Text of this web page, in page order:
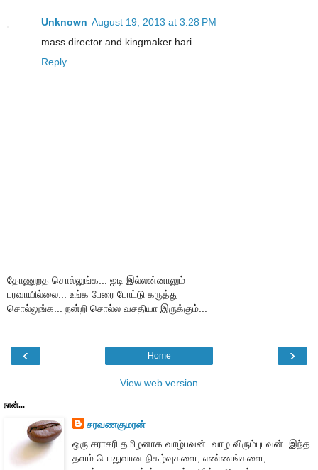
Unknown August 19, 2013 at 3:28 PM
mass director and kingmaker hari
Reply
தோணுறத சொல்லுங்க... ஐடி இல்லன்னாலும்
பரவாயில்லை... உங்க பேரை போட்டு கருத்து
சொல்லுங்க... நன்றி சொல்ல வசதியா இருக்கும்...
‹ ›
Home
View web version
நான்...
சரவணகுமரன்
ஒரு சராசரி தமிழனாக வாழ்பவன். வாழ விரும்புபவன். இந்த
தளம் பொதுவான நிகழ்வுகளை, எண்ணங்களை,